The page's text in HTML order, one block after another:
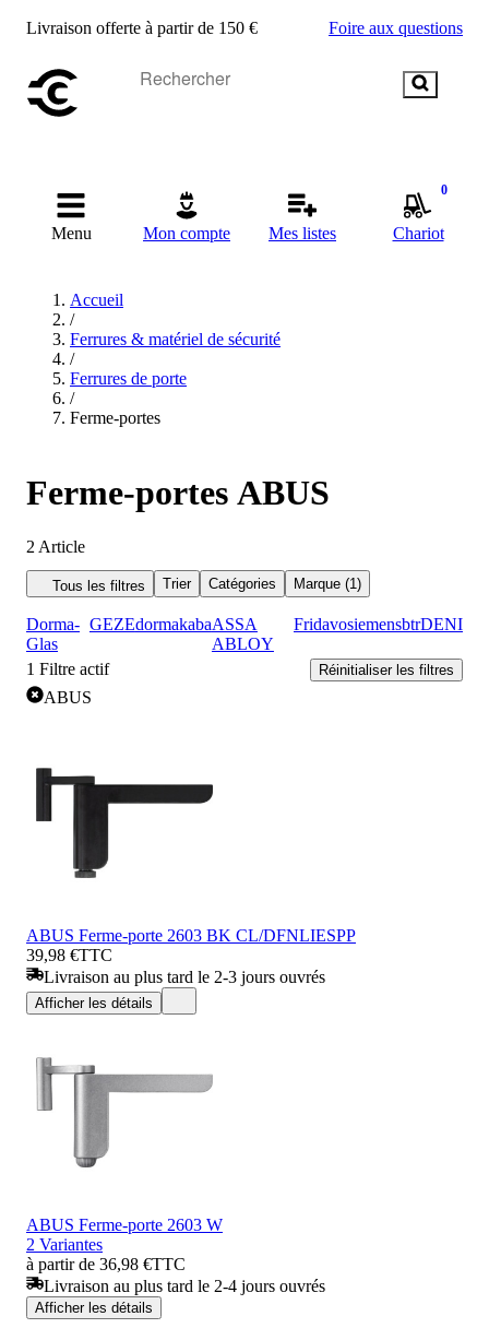
Livraison offerte à partir de 150 € Foire aux questions
Menu Mon compte Mes listes
0
Chariot
Accueil
/
Ferrures & matériel de sécurité
/
Ferrures de porte
/
Ferme-portes
Ferme-portes ABUS
2 Article
Tous les filtres Trier Catégories Marque (1)
Dorma-
Glas
GEZEdormakabaASSA
ABLOY
FridavosiemensbtrDENI
1 Filtre actif Réinitialiser les filtres
ABUS
ABUS Ferme-porte 2603 BK CL/DFNLIESPP
39,98 €TTC
Livraison au plus tard le 2-3 jours ouvrés
Afficher les détails
ABUS Ferme-porte 2603 W
2 Variantes
à partir de 36,98 €TTC
Livraison au plus tard le 2-4 jours ouvrés
Afficher les détails